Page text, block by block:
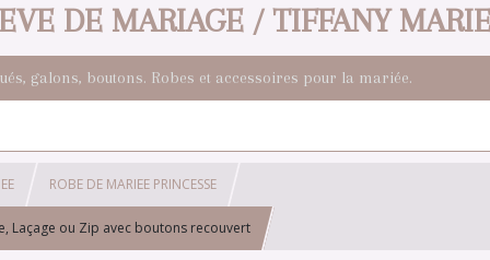
DE MARIAGE / TIFFANY
galons, boutons. Robes et accessoires pour la mariée.
ROBE DE MARIEE PRINCESSE
Laçage ou Zip avec boutons recouvert